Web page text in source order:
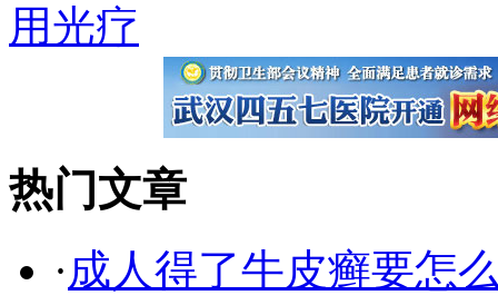
用光疗
热门文章
·成人得了牛皮癣要怎